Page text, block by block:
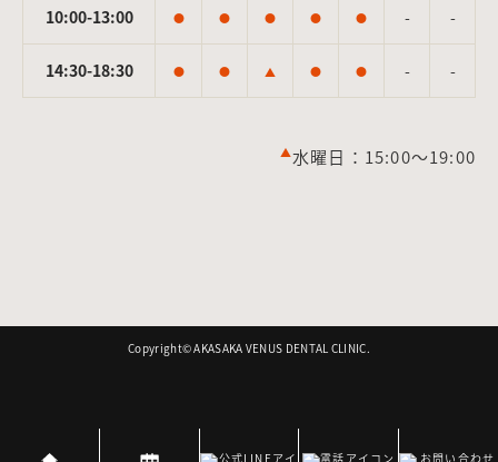
10:00-13:00 ● ● ● ● ● - -
14:30-18:30 ● ● ▲ ● ● - -
▲水曜日：15:00～19:00
Copyright©︎ AKASAKA VENUS DENTAL CLINIC.